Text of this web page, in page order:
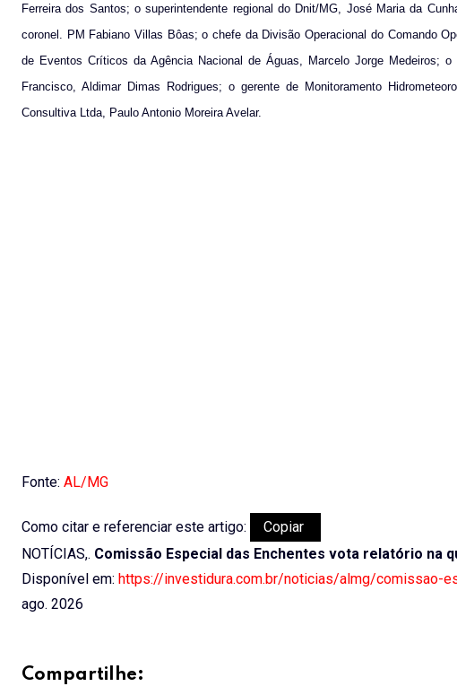
Ferreira dos Santos; o superintendente regional do Dnit/MG, José Maria da
coronel. PM Fabiano Villas Bôas; o chefe da Divisão Operacional do Comando
de Eventos Críticos da Agência Nacional de Águas, Marcelo Jorge Medeiros;
Francisco, Aldimar Dimas Rodrigues; o gerente de Monitoramento
Consultiva Ltda, Paulo Antonio Moreira Avelar.
Fonte: AL/MG
Como citar e referenciar este artigo:
Copiar
NOTÍCIAS,. Comissão Especial das Enchentes vota relatório na
Disponível em: https://investidura.com.br/noticias/almg/comissao-
ago. 2026
Compartilhe: